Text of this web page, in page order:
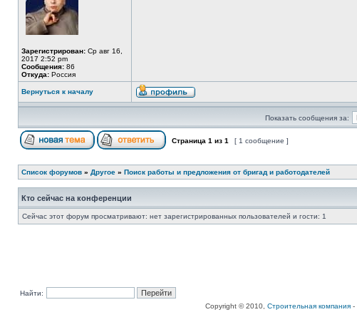
Зарегистрирован: Ср авг 16,
2017 2:52 pm
Сообщения: 86
Откуда: Россия
Вернуться к началу
Показать сообщения за:
Страница 1 из 1 [ 1 сообщение ]
Список форумов » Другое » Поиск работы и предложения от бригад и работодателей
Кто сейчас на конференции
Сейчас этот форум просматривают: нет зарегистрированных пользователей и гости: 1
Найти:
Copyright © 2010, Строительная компания -